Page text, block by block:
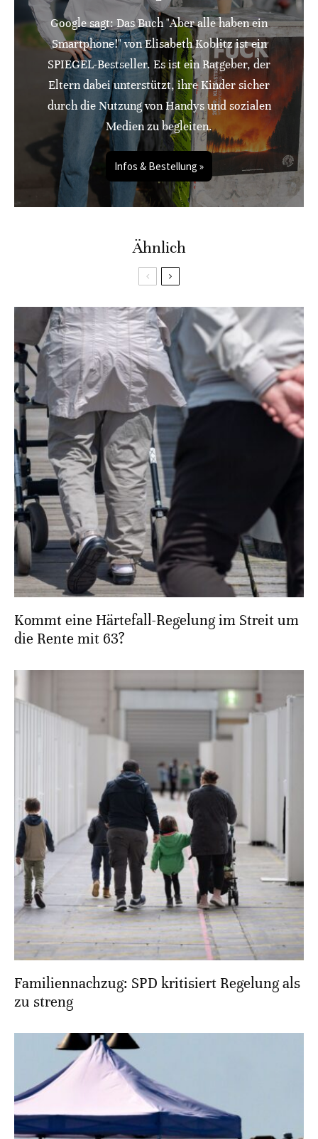
Google sagt: Das Buch "Aber alle haben ein
Smartphone!" von Elisabeth Koblitz ist ein
SPIEGEL-Bestseller. Es ist ein Ratgeber, der
Eltern dabei unterstützt, ihre Kinder sicher
durch die Nutzung von Handys und sozialen
Medien zu begleiten.
Infos & Bestellung »
Ähnlich
Kommt eine Härtefall-Regelung im Streit um
die Rente mit 63?
Familiennachzug: SPD kritisiert Regelung als
zu streng